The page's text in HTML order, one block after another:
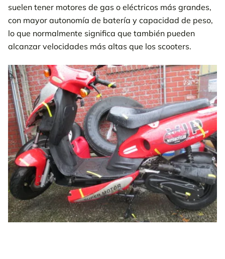
suelen tener motores de gas o eléctricos más grandes,
con mayor autonomía de batería y capacidad de peso,
lo que normalmente significa que también pueden
alcanzar velocidades más altas que los scooters.